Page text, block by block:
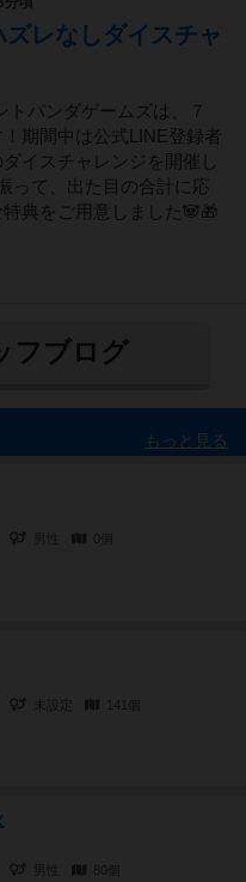
レなしダイスチャ
トパンダゲームズは、７
期間中は公式LINE登録者
イスチャレンジを開催し
って、出た目の合計に応
典をご用意しました🐼🎁
フブログ
もっと見る
未設定 141個